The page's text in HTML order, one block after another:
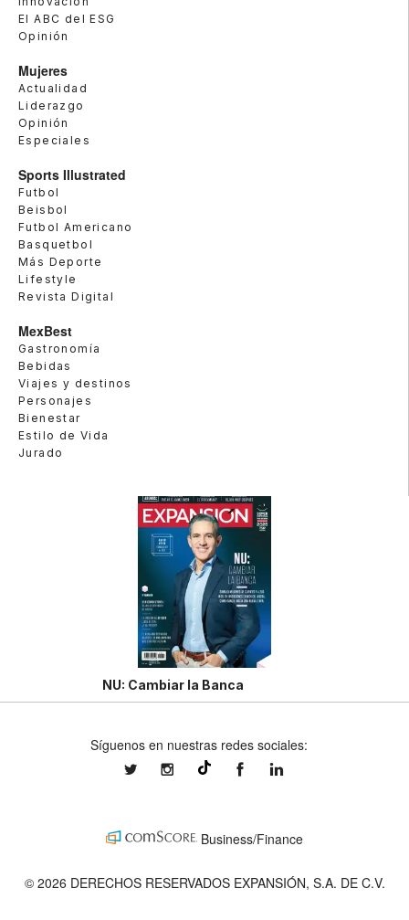
El ABC del ESG
Opinión
Mujeres
Actualidad
Liderazgo
Opinión
Especiales
Sports Illustrated
Futbol
Beisbol
Futbol Americano
Basquetbol
Más Deporte
Lifestyle
Revista Digital
MexBest
Gastronomía
Bebidas
Viajes y destinos
Personajes
Bienestar
Estilo de Vida
Jurado
NU: Cambiar la Banca
Síguenos en nuestras redes sociales:
expansionmxexpansionmx ExpansionMex
Business/Finance
© 2026 DERECHOS RESERVADOS EXPANSIÓN, S.A. DE C.V.